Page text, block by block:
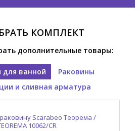
КОМПЛЕКТ
дополнительные товары:
для ванной
Раковины
и сливная арматура
Scarabeo Теорема /
10062/CR
подвесная Scarabeo
/ TEOREMA 2.0 5120/53
Scarabeo Луна / MOON
10010/C/NROP/53